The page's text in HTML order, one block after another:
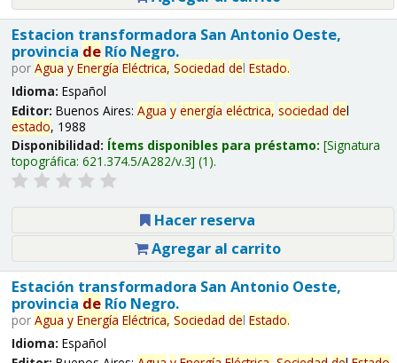
Estacion transformadora San Antonio Oeste,
provincia deRío Negro.
por Agua y Energía Eléctrica, Sociedad del Estado.
Idioma: Español
Editor: Buenos Aires: Agua y energía eléctrica, sociedad del
estado, 1988
Disponibilidad: Ítems disponibles para préstamo: Signatura
topográfica: 621.374.5/A282/v.3 (1).
Hacer reserva
Agregar al carrito
Estación transformadora San Antonio Oeste,
provincia deRío Negro.
por Agua y Energía Eléctrica, Sociedad del Estado.
Idioma: Español